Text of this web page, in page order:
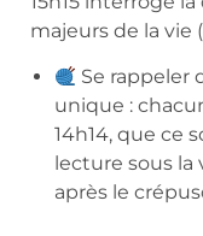
majeurs de la vie (
Se rappeler
unique :
14h14, que ce
lecture sous la
après le